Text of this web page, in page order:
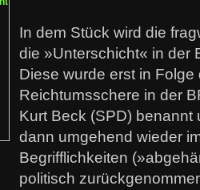
In dem Stück wird die
die »Unterschicht« in der
Diese wurde erst in
Reichtumsschere in der
Kurt Beck (SPD)
dann umgehend wieder
Begrifflichkeiten
politisch